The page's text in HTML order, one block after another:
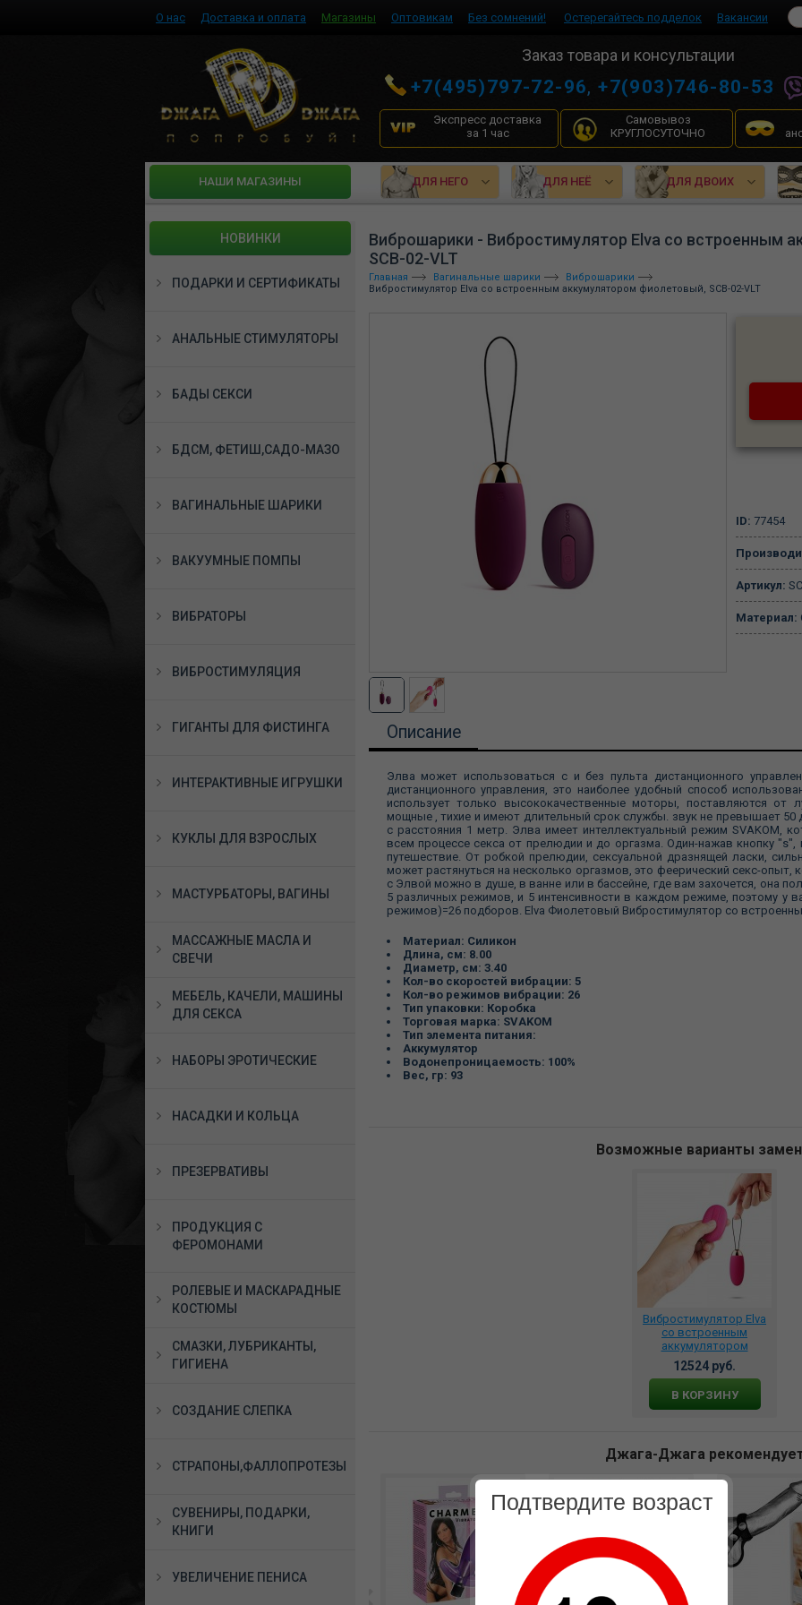
О нас Доставка и оплата Магазины Оптовикам Без сомнений! Остерегайтесь подделок Вакансии
Заказ товара и консультации
+7(495)797-72-96,+7(903)746-80-53
Экспресс доставка
за 1 час
Самовывоз
КРУГЛОСУТОЧНО
HАШИ МАГАЗИНЫ ДЛЯ НЕГО ДЛЯ НЕЁ ДЛЯ ДВОИХ
НОВИНКИ
ПОДАРКИ И СЕРТИФИКАТЫ
АНАЛЬНЫЕ СТИМУЛЯТОРЫ
БАДЫ СЕКСИ
БДСМ, ФЕТИШ,САДО-МАЗО
ВАГИНАЛЬНЫЕ ШАРИКИ
ВАКУУМНЫЕ ПОМПЫ
ВИБРАТОРЫ
ВИБРОСТИМУЛЯЦИЯ
ГИГАНТЫ ДЛЯ ФИСТИНГА
ИНТЕРАКТИВНЫЕ ИГРУШКИ
КУКЛЫ ДЛЯ ВЗРОСЛЫХ
МАСТУРБАТОРЫ, ВАГИНЫ
МАССАЖНЫЕ МАСЛА И
СВЕЧИ
МЕБЕЛЬ, КАЧЕЛИ, МАШИНЫ
ДЛЯ СЕКСА
НАБОРЫ ЭРОТИЧЕСКИЕ
НАСАДКИ И КОЛЬЦА
ПРЕЗЕРВАТИВЫ
ПРОДУКЦИЯ С
ФЕРОМОНАМИ
РОЛЕВЫЕ И МАСКАРАДНЫЕ
КОСТЮМЫ
СМАЗКИ, ЛУБРИКАНТЫ,
ГИГИЕНА
СОЗДАНИЕ СЛЕПКА
СТРАПОНЫ,ФАЛЛОПРОТЕЗЫ
СУВЕНИРЫ, ПОДАРКИ,
КНИГИ
УВЕЛИЧЕНИЕ ПЕНИСА
Виброшарики - Вибростимулятор Elva со встроенным
SCB-02-VLT
Главная Вагинальные шарики
Виброшарики
Вибростимулятор Elva со встроенным аккумулятором фиолетовый, SCB-02-VLT
ID: 77454
Артикул:
Материал:
Описание
Элва может использоваться с и без пульта дистанционного
дистанционного управления, это наиболее удобный способ
использует только высококачественные моторы, поставляются от
мощные , тихие и имеют длительный срок службы. звук не превышает
с расстояния 1 метр. Элва имеет интеллектуальный режим SVAKOM,
всем процессе секса от прелюдии и до оргазма. Один-нажав кнопку
путешествие. От робкой прелюдии, сексуальной дразнящей ласки,
может растянуться на несколько оргазмов, это феерический секс-опыт,
с Элвой можно в душе, в ванне или в бассейне, где вам захочется, она
5 различных режимов, и 5 интенсивности в каждом режиме, поэтому у
режимов)=26 подборов. Elva Фиолетовый Вибростимулятор со
Материал: Силикон
Длина, см: 8.00
Диаметр, см: 3.40
Кол-во скоростей вибрации: 5
Кол-во режимов вибрации: 26
Тип упаковки: Коробка
Торговая марка: SVAKOM
Тип элемента питания:
Аккумулятор
Водонепроницаемость: 100%
Вес, гр: 93
Возможные варианты
Вибростимулятор Elva
со встроенным
аккумулятором
сливовый, SCB-02-PMR
12524 руб.
В КОРЗИНУ
Джага-Джага
Подтвердите возраст